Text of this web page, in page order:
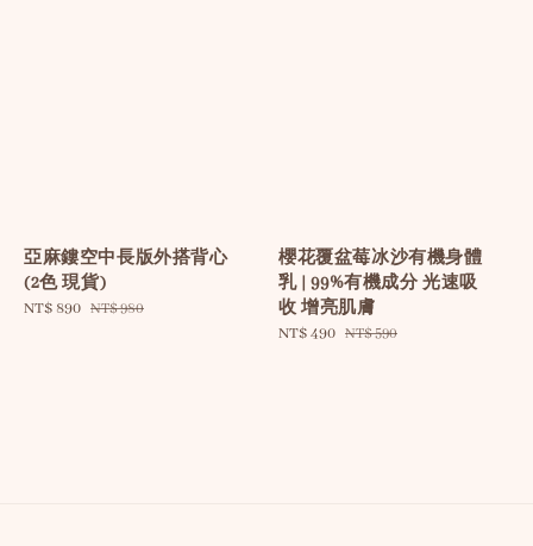
亞麻鏤空中長版外搭背心
(2色 現貨)
Sale
NT$ 890 Regular
NT$ 980
櫻花覆盆莓冰沙有機身體
乳 | 99%有機成分 光速吸
收 增亮肌膚
Sale
NT$ 490 Regular
NT$ 590